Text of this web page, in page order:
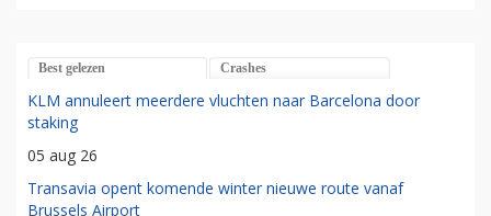
Best gelezen Crashes
KLM annuleert meerdere vluchten naar Barcelona door
staking
05 aug 26
Transavia opent komende winter nieuwe route vanaf
Brussels Airport